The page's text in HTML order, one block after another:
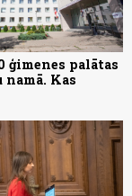
ģimenes palātas
namā. Kas